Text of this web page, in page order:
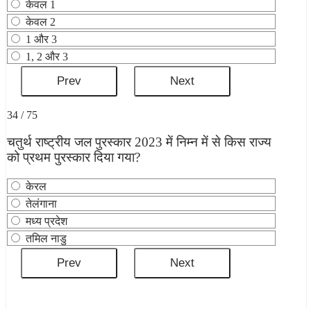
केवल 1
केवल 2
1 और 3
1, 2 और 3
34 / 75
चतुर्थ राष्ट्रीय जल पुरस्कार 2023 में निम्न में से किस राज्य
को प्रथम पुरस्कार दिया गया?
केरल
तेलंगाना
मध्‍य प्रदेश
तमिल नाडु